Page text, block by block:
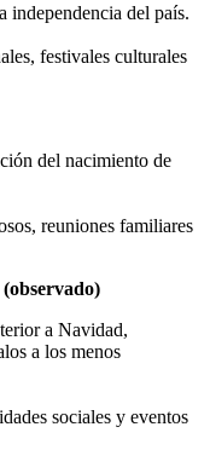
independencia del país.
festivales culturales
del nacimiento de
reuniones familiares
a Navidad,
a los menos
sociales y eventos